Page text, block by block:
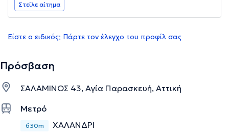
Στείλε αίτημα
Είστε ο ειδικός; Πάρτε τον έλεγχο του προφίλ σας
Πρόσβαση
ΣΑΛΑΜΙΝΟΣ 43, Αγία Παρασκευή, Αττική
Μετρό
630m ΧΑΛΑΝΔΡΙ